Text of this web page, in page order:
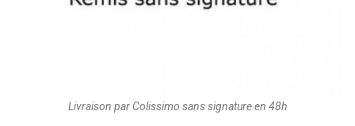
Livraison par Colissimo sans signature en 48h